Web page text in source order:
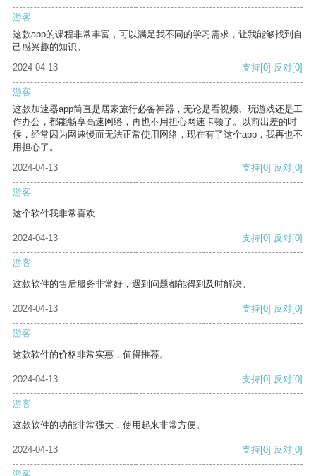
游客
这款app的课程非常丰富，可以满足我不同的学习需求，让我能够找到自
己感兴趣的知识。
2024-04-13
支持[0] 反对[0]
游客
这款加速器app简直是居家旅行必备神器，无论是看视频、玩游戏还是工
作办公，都能畅享高速网络，再也不用担心网速卡顿了。以前出差的时
候，经常因为网速慢而无法正常使用网络，现在有了这个app，我再也不
用担心了。
2024-04-13
支持[0] 反对[0]
游客
这个软件我非常喜欢
2024-04-13 支持[0] 反对[0]
游客
这款软件的售后服务非常好，遇到问题都能得到及时解决。
2024-04-13 支持[0] 反对[0]
游客
这款软件的价格非常实惠，值得推荐。
2024-04-13 支持[0] 反对[0]
游客
这款软件的功能非常强大，使用起来非常方便。
2024-04-13 支持[0] 反对[0]